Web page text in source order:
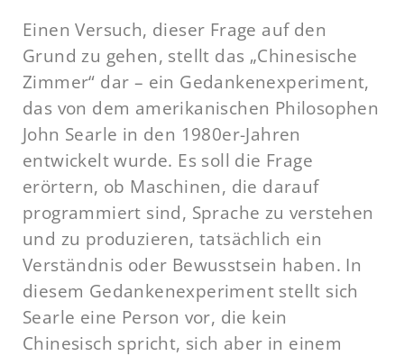
Einen Versuch, dieser Frage auf den
Grund zu gehen, stellt das „Chinesische
Zimmer“ dar – ein Gedankenexperiment,
das von dem amerikanischen Philosophen
John Searle in den 1980er-Jahren
entwickelt wurde. Es soll die Frage
erörtern, ob Maschinen, die darauf
programmiert sind, Sprache zu verstehen
und zu produzieren, tatsächlich ein
Verständnis oder Bewusstsein haben. In
diesem Gedankenexperiment stellt sich
Searle eine Person vor, die kein
Chinesisch spricht, sich aber in einem